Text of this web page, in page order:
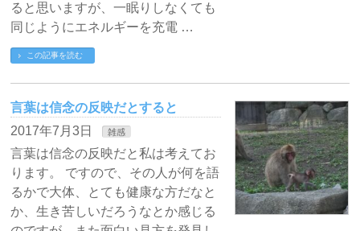
ると思いますが、一眠りしなくても
同じようにエネルギーを充電 …
この記事を読む
言葉は信念の反映だとすると
2017年7月3日
雑感
言葉は信念の反映だと私は考えてお
ります。 ですので、その人が何を語
るかで大体、とても健康な方だなと
か、生き苦しいだろうなとか感じる